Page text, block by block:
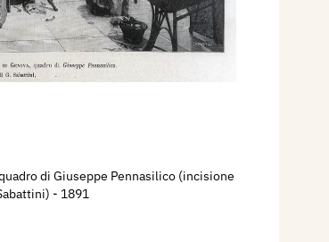
di Giuseppe Pennasilico (incisione
- 1891